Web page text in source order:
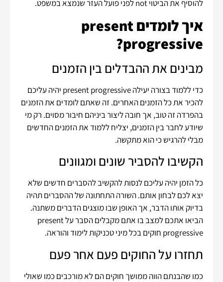
להוסיף את הביטוי not לפני פועל העזר שנמצא במשפט.
איך לומדים present
progressive?
מבינים את ההבדלים בין הזמנים
כדי ללמוד בצורה יעילה present progressive יהיה עליכם
להכיר את כל הזמנים האחרים. זה שאתם לומדים את הזמנים
בהפרדה זה טוב, אך חובה ליצור ביניהם חיבור מסוים. רק מי
שיודע לחבר בין הזמנים, יצליח ללמוד את הזמנים החדשים
מבלי להרגיש כי הוא מתקשה.
הקשיבו להסביר שונים ומגוונים
כל הזמן יהיה עליכם לנסות להקשיב להסברים חדשים שלא
יצא לכם לבחון אותם. השורה התחתונה של ההסברים תהיה
בדיוק אותו הדבר, אך האופן שבו מוצגים הדברים משתנה.
הביאו אתכם למצב בו אתם מקבלים הסבר על present
progressive חוקים בכל מיני טכניקות לימוד והוראה.
תחזרו על החוקים פעם אחר פעם
כמו שהבנתם הווה ממושך חוקים הם לא מורכבים כמו שאולי